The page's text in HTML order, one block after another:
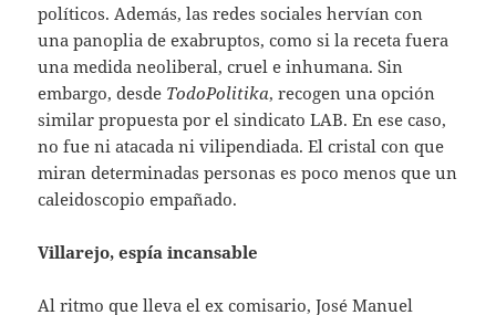
políticos. Además, las redes sociales hervían con
una panoplia de exabruptos, como si la receta fuera
una medida neoliberal, cruel e inhumana. Sin
embargo, desde TodoPolitika, recogen una opción
similar propuesta por el sindicato LAB. En ese caso,
no fue ni atacada ni vilipendiada. El cristal con que
miran determinadas personas es poco menos que un
caleidoscopio empañado.
Villarejo, espía incansable
Al ritmo que lleva el ex comisario, José Manuel